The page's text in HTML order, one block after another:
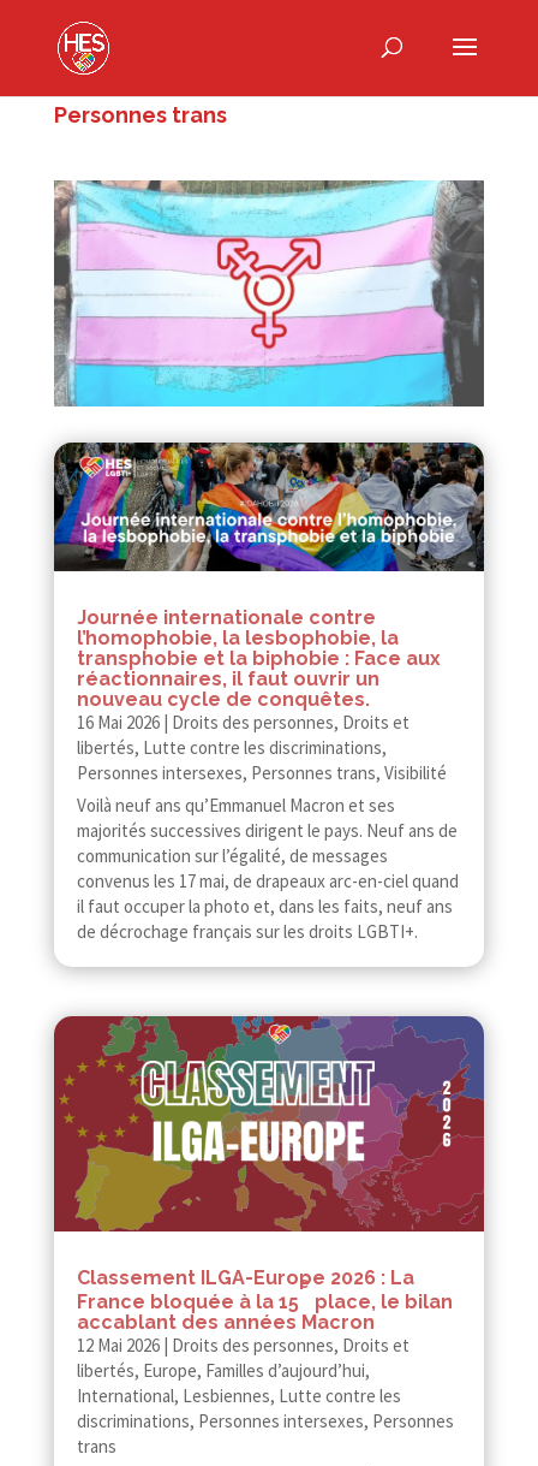
Personnes trans
Journée internationale contre
l’homophobie, la lesbophobie, la
transphobie et la biphobie : Face aux
réactionnaires, il faut ouvrir un
nouveau cycle de conquêtes.
16 Mai 2026| Droits des personnes, Droits et
libertés, Lutte contre les discriminations,
Personnes intersexes, Personnes trans, Visibilité
Voilà neuf ans qu’Emmanuel Macron et ses
majorités successives dirigent le pays. Neuf ans de
communication sur l’égalité, de messages
convenus les 17 mai, de drapeaux arc-​​en-​​ciel quand
il faut occuper la photo et, dans les faits, neuf ans
de décrochage français sur les droits LGBTI+.
Classement ILGA-​​Europe 2026 : La
France bloquée à la 15
e
place, le bilan
accablant des années Macron
12 Mai 2026| Droits des personnes, Droits et
libertés, Europe, Familles d’aujourd’hui,
International, Lesbiennes, Lutte contre les
discriminations, Personnes intersexes, Personnes
trans